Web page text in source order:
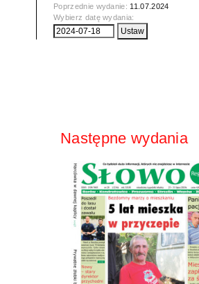
Poprzednie wydanie: 11.07.2024
Wybierz datę wydania:
Następne wydania